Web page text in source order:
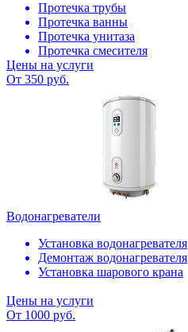
Протечка трубы
Протечка ванны
Протечка унитаза
Протечка смесителя
Цены на услуги
От 350 руб.
Водонагреватели
Установка водонагревателя
Демонтаж водонагревателя
Установка шарового крана
Цены на услуги
От 1000 руб.